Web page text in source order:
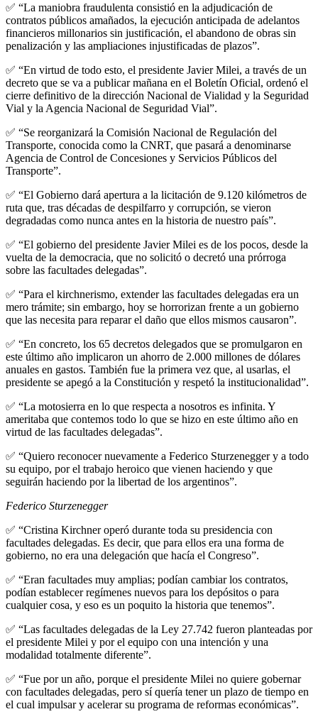
✅ “La maniobra fraudulenta consistió en la adjudicación de
contratos públicos amañados, la ejecución anticipada de adelantos
financieros millonarios sin justificación, el abandono de obras sin
penalización y las ampliaciones injustificadas de plazos”.
✅ “En virtud de todo esto, el presidente Javier Milei, a través de un
decreto que se va a publicar mañana en el Boletín Oficial, ordenó el
cierre definitivo de la dirección Nacional de Vialidad y la Seguridad
Vial y la Agencia Nacional de Seguridad Vial”.
✅ “Se reorganizará la Comisión Nacional de Regulación del
Transporte, conocida como la CNRT, que pasará a denominarse
Agencia de Control de Concesiones y Servicios Públicos del
Transporte”.
✅ “El Gobierno dará apertura a la licitación de 9.120 kilómetros de
ruta que, tras décadas de despilfarro y corrupción, se vieron
degradadas como nunca antes en la historia de nuestro país”.
✅ “El gobierno del presidente Javier Milei es de los pocos, desde la
vuelta de la democracia, que no solicitó o decretó una prórroga
sobre las facultades delegadas”.
✅ “Para el kirchnerismo, extender las facultades delegadas era un
mero trámite; sin embargo, hoy se horrorizan frente a un gobierno
que las necesita para reparar el daño que ellos mismos causaron”.
✅ “En concreto, los 65 decretos delegados que se promulgaron en
este último año implicaron un ahorro de 2.000 millones de dólares
anuales en gastos. También fue la primera vez que, al usarlas, el
presidente se apegó a la Constitución y respetó la institucionalidad”.
✅ “La motosierra en lo que respecta a nosotros es infinita. Y
ameritaba que contemos todo lo que se hizo en este último año en
virtud de las facultades delegadas”.
✅ “Quiero reconocer nuevamente a Federico Sturzenegger y a todo
su equipo, por el trabajo heroico que vienen haciendo y que
seguirán haciendo por la libertad de los argentinos”.
Federico Sturzenegger
✅ “Cristina Kirchner operó durante toda su presidencia con
facultades delegadas. Es decir, que para ellos era una forma de
gobierno, no era una delegación que hacía el Congreso”.
✅ “Eran facultades muy amplias; podían cambiar los contratos,
podían establecer regímenes nuevos para los depósitos o para
cualquier cosa, y eso es un poquito la historia que tenemos”.
✅ “Las facultades delegadas de la Ley 27.742 fueron planteadas por
el presidente Milei y por el equipo con una intención y una
modalidad totalmente diferente”.
✅ “Fue por un año, porque el presidente Milei no quiere gobernar
con facultades delegadas, pero sí quería tener un plazo de tiempo en
el cual impulsar y acelerar su programa de reformas económicas”.